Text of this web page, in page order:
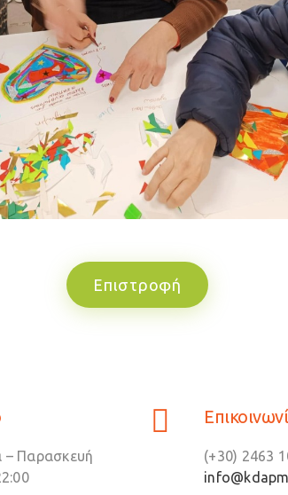
Επιστροφή
– Παρασκευή
(+30) 2463